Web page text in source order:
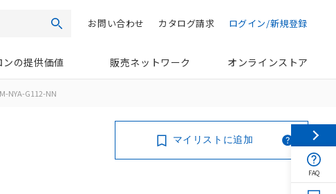
検索 ログイン/新規登録
カタログ請求
お問い合わせ
ンの提供価値 販売ネットワーク オンラインストア
NYA-G112-NN
マイリストに追加
FAQ